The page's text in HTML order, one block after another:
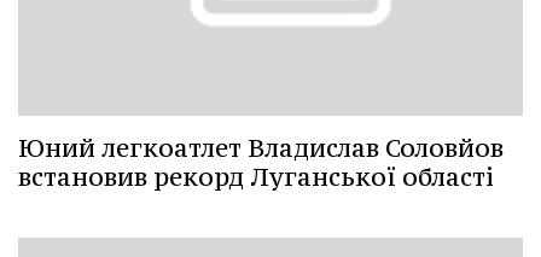
Юний легкоатлет Владислав Соловйов
встановив рекорд Луганської області